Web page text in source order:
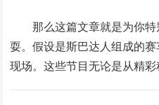
那么这篇文章就是为你
耍。假设是斯巴达人组成的
现场。这些节目无论是从精彩